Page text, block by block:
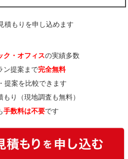
積もりを申し込めます
ク・オフィスの実績多数
ン提案まで完全無料
提案を比較できます
もり（現地調査も無料）
手数料は不要です